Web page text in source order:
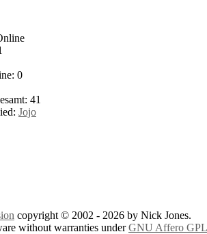
0
41
Jojo
copyright © 2002 - 2026 by Nick Jones.
without warranties underGNU Affero GPL